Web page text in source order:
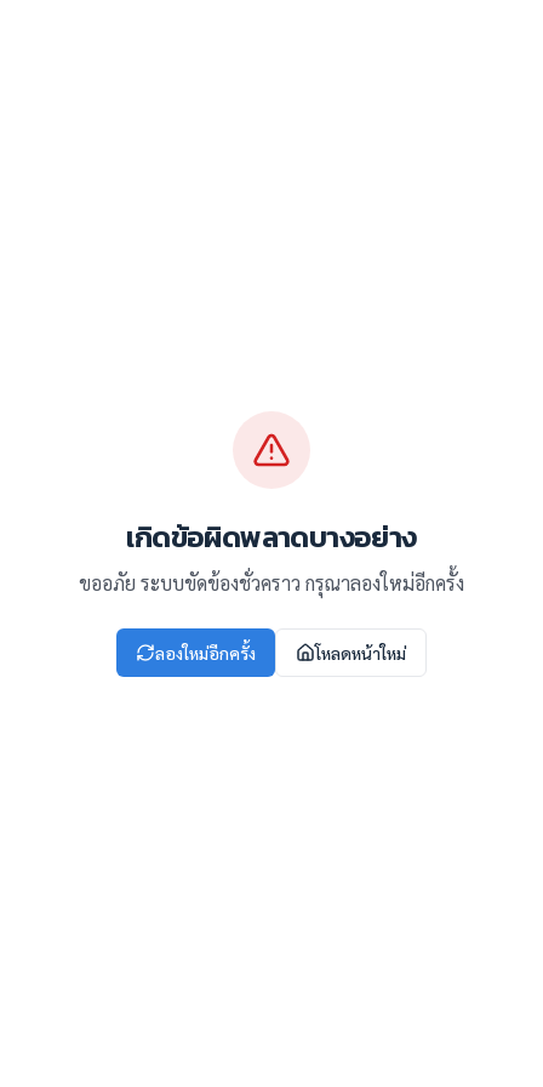
เกิดข้อผิดพลาดบางอย่าง
ขออภัย ระบบขัดข้องชั่วคราว กรุณาลองใหม่อีกครั้ง
ลองใหม่อีกครั้ง โหลดหน้าใหม่